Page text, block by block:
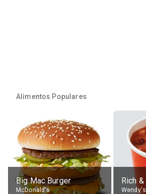
Alimentos Populares
Big Mac Burger
McDonald's Wendy's